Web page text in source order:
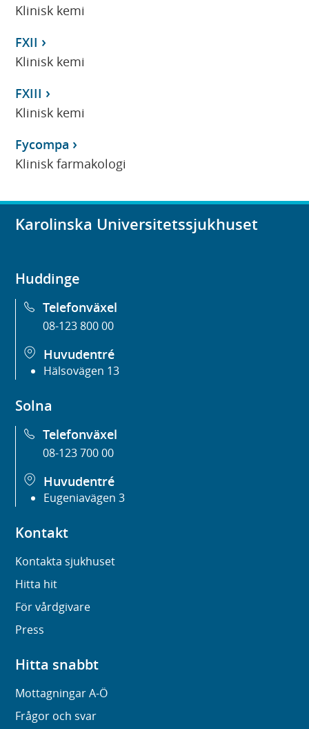
Klinisk kemi
FXII
Klinisk kemi
FXIII
Klinisk kemi
Fycompa
Klinisk farmakologi
Karolinska Universitetssjukhuset
Huddinge
Telefonväxel
08-123 800 00
Huvudentré
Hälsovägen 13
Solna
Telefonväxel
08-123 700 00
Huvudentré
Eugeniavägen 3
Kontakt
Kontakta sjukhuset
Hitta hit
För vårdgivare
Press
Hitta snabbt
Mottagningar A-Ö
Frågor och svar